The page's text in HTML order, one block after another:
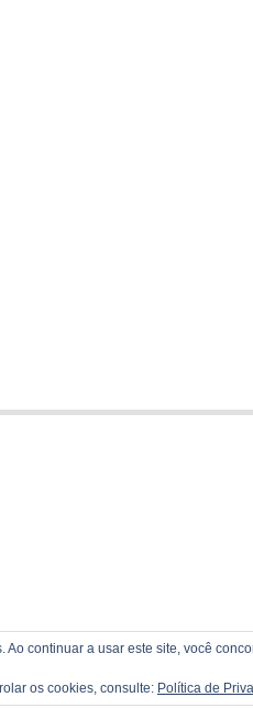
Ao continuar a usar este site, você
os cookies, consulte: Política de